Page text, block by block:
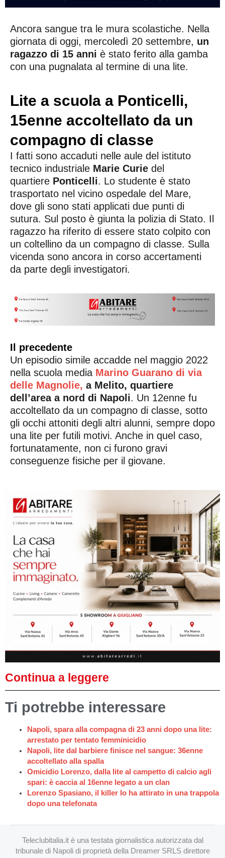
Ancora sangue tra le mura scolastiche. Nella
giornata di oggi, mercoledì 20 settembre, un
ragazzo di 15 anni è stato ferito alla gamba
con una pugnalata al termine di una lite.
Lite a scuola a Ponticelli,
15enne accoltellato da un
compagno di classe
I fatti sono accaduti nelle aule del istituto
tecnico industriale Marie Curie del
quartiere Ponticelli. Lo studente è stato
trasportato nel vicino ospedale del Mare,
dove gli sono stati applicati due punti di
sutura. Sul posto è giunta la polizia di Stato. Il
ragazzo ha riferito di essere stato colpito con
un coltellino da un compagno di classe. Sulla
vicenda sono ancora in corso accertamenti
da parte degli investigatori.
Il precedente
Un episodio simile accadde nel maggio 2022
nella scuola media Marino Guarano di via
delle Magnolie, a Melito, quartiere
dell’area a nord di Napoli. Un 12enne fu
accoltellato da un compagno di classe, sotto
gli occhi attoniti degli altri alunni, sempre dopo
una lite per futili motivi. Anche in quel caso,
fortunatamente, non ci furono gravi
conseguenze fisiche per il giovane.
Continua a leggere
Ti potrebbe interessare
Napoli, spara alla compagna di 23 anni dopo una lite:
arrestato per tentato femminicidio
Napoli, lite dal barbiere finisce nel sangue: 36enne
accoltellato alla spalla
Omicidio Lorenzo, dalla lite al campetto di calcio agli
spari: è caccia al 16enne legato a un clan
Lorenzo Spasiano, il killer lo ha attirato in una trappola
dopo una telefonata
Teleclubitalia.it è una testata giornalistica autorizzata dal
tribunale di Napoli di proprietà della Dreamer SRLS direttore